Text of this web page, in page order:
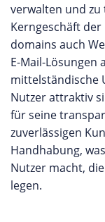
verwalten und
Kerngeschäft
domains auch
E-Mail-Lösungen
mittelständische
Nutzer attraktiv
für seine
zuverlässigen
Handhabung,
Nutzer macht,
legen.